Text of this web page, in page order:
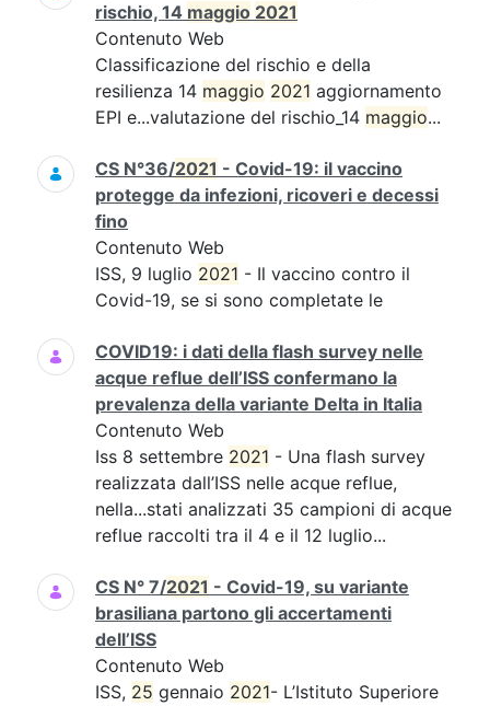
rischio, 14 maggio 2021
Contenuto Web
Classificazione del rischio e della
resilienza 14 maggio 2021 aggiornamento
EPI e...valutazione del rischio_14 maggio...
CS N°36/2021 - Covid-19: il vaccino
protegge da infezioni, ricoveri e decessi
fino
Contenuto Web
ISS, 9 luglio 2021 - Il vaccino contro il
Covid-19, se si sono completate le
COVID19: i dati della flash survey nelle
acque reflue dell’ISS confermano la
prevalenza della variante Delta in Italia
Contenuto Web
Iss 8 settembre 2021 - Una flash survey
realizzata dall’ISS nelle acque reflue,
nella...stati analizzati 35 campioni di acque
reflue raccolti tra il 4 e il 12 luglio...
CS N° 7/2021 - Covid-19, su variante
brasiliana partono gli accertamenti
dell’ISS
Contenuto Web
ISS, 25 gennaio 2021- L’Istituto Superiore